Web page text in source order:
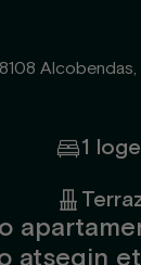
Alcobendas,
1
atsegin